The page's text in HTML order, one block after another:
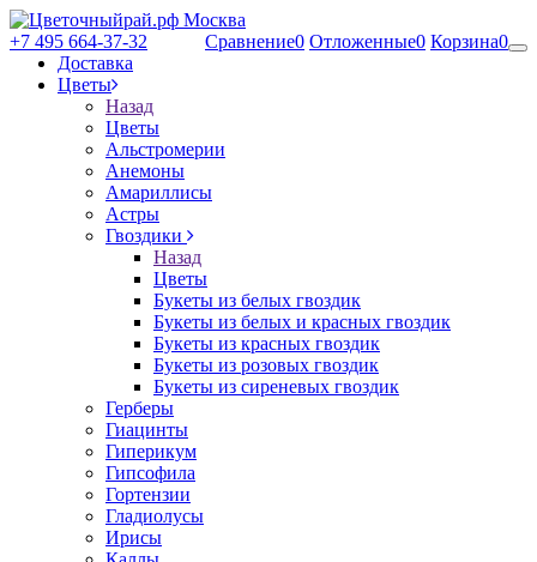
+7 495 664-37-32 Сравнение0 Отложенные0 Корзина0
Доставка
Цветы
Назад
Цветы
Альстромерии
Анемоны
Амариллисы
Астры
Гвоздики
Назад
Цветы
Букеты из белых гвоздик
Букеты из белых и красных гвоздик
Букеты из красных гвоздик
Букеты из розовых гвоздик
Букеты из сиреневых гвоздик
Герберы
Гиацинты
Гиперикум
Гипсофила
Гортензии
Гладиолусы
Ирисы